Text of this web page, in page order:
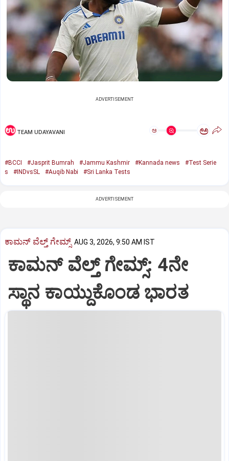
ADVERTISEMENT
TEAM UDAYAVANI ಅ ಅ
#BCCI #Jasprit Bumrah #Jammu Kashmir #Kannada news
#Test Serie
s
#INDvsSL #Auqib Nabi #Sri Lanka Tests
ADVERTISEMENT
ಕಾಮನ್‌ ವೆಲ್ತ್‌ ಗೇಮ್ಸ್‌ AUG 3, 2026, 9:50 AM IST
ಕಾಮನ್ ವೆಲ್ತ್ ಗೇಮ್ಸ್: 4ನೇ
ಸ್ಥಾನ ಕಾಯ್ದುಕೊಂಡ ಭಾರತ